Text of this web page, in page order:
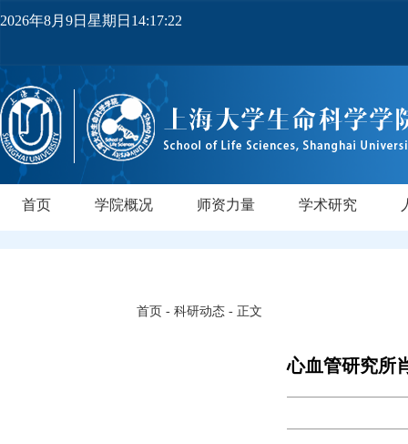
2026年8月9日星期日14:17:23
首页 学院概况 师资力量 学术研究
首页 - 科研动态 - 正文
心血管研究所